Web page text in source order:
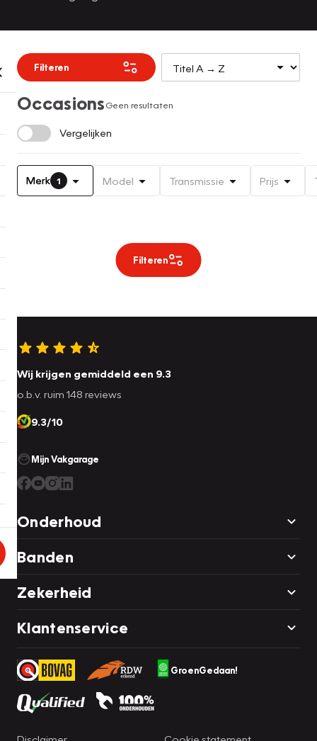
Filteren
OccasionsGeen resultaten
Vergelijken
Merk 1 Model Transmissie Prijs
Filteren
Wij krijgen gemiddeld een 9.3
o.b.v. ruim 148 reviews
9.3/10
Mijn Vakgarage
Onderhoud
Banden
Zekerheid
Klantenservice
GroenGedaan!